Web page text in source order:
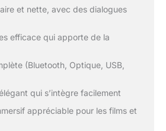
et nette, avec des dialogues
efficace qui apporte de la
(Bluetooth, Optique, USB,
qui s’intègre facilement
appréciable pour les films et